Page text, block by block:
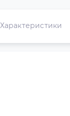
Характеристики